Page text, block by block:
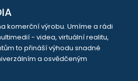
komerční výrobu. Umíme a rádi
- videa, virtuální realitu,
to přináší výhodu snadné
a osvědčeným